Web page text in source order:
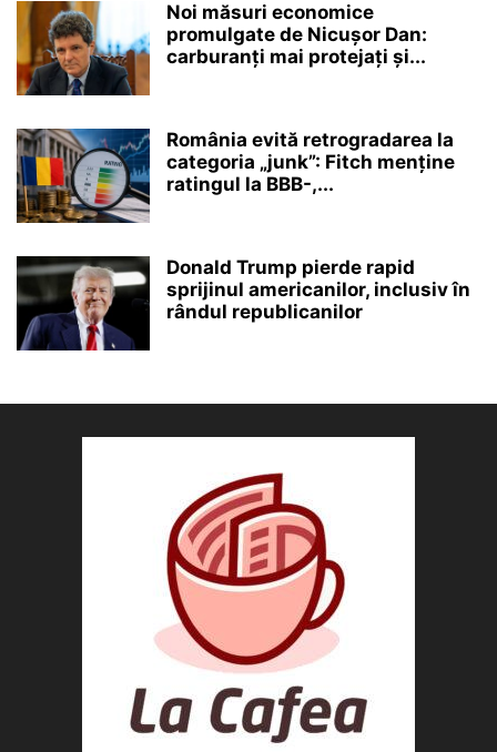
Noi măsuri economice
promulgate de Nicușor Dan:
carburanți mai protejați și...
România evită retrogradarea la
categoria „junk”: Fitch menține
ratingul la BBB-,...
Donald Trump pierde rapid
sprijinul americanilor, inclusiv în
rândul republicanilor